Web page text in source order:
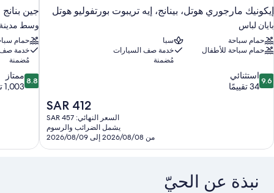
إيكونيك مارجوري هوتل، بينانج، إيه تريبوت بورتفوليو هوتل
بايان لباس
حمام سباحة
سبا
حمام سباحة للأطفال
خدمة صف السيارات
مُضمنة
9.6
من
9.6 استثنائي
34 تقييمًا
السعر
الحالي
هو
SAR
412
SAR 412
السعر النهائي: SAR 457
يشمل الضرائب والرسوم
من 2026/08/08 إلى 2026/08/09
جين
وسط
حمام
خدمة صف
مُضمنة
8.8
من
8.8 ممتاز
1,003 تقييمات
نبذة عن الحيّ